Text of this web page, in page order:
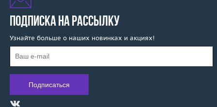
ПОДПИСКА НА РАССЫЛКУ
Узнайте больше о наших новинках и акциях!